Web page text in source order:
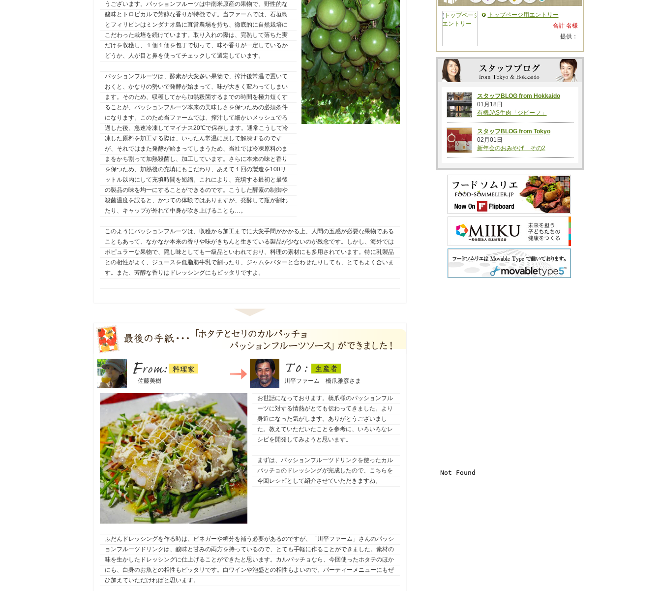
うございます。パッションフルーツは中南米原産の果物で、野性的な
酸味とトロピカルで芳醇な香りが特徴です。当ファームでは、石垣島
とフィリピンはミンダナオ島に直営農場を持ち、徹底的に自然栽培に
こだわった栽培を続けています。取り入れの際は、完熟して落ちた実
だけを収穫し、１個１個を包丁で切って、味や香りが一定しているか
どうか、人が目と鼻を使ってチェックして選定しています。
パッションフルーツは、酵素が大変多い果物で、搾汁後常温で置いて
おくと、かなりの勢いで発酵が始まって、味が大きく変わってしまい
ます。そのため、収穫してから加熱殺菌するまでの時間を極力短くす
ることが、パッションフルーツ本来の美味しさを保つための必須条件
になります。このため当ファームでは、搾汁して細かいメッシュでろ
過した後、急速冷凍してマイナス20℃で保存します。通常こうして冷
凍した原料を加工する際は、いったん常温に戻して解凍するのです
が、それではまた発酵が始まってしまうため、当社では冷凍原料のま
まをかち割って加熱殺菌し、加工しています。さらに本来の味と香り
を保つため、加熱後の充填にもこだわり、あえて１回の製造を100リ
ットル以内にして充填時間を短縮。これにより、充填する最初と最後
の製品の味を均一にすることができるのです。こうした酵素の制御や
殺菌温度を誤ると、かつての体験ではありますが、発酵して瓶が割れ
たり、キャップが外れて中身が吹き上げることも…。
このようにパッションフルーツは、収穫から加工までに大変手間がかかる上、人間の五感が必要な果物である
こともあって、なかなか本来の香りや味がきちんと生きている製品が少ないのが残念です。しかし、海外では
ポピュラーな果物で、隠し味としても一級品といわれており、料理の素材にも多用されています。特に乳製品
との相性がよく、ジュースを低脂肪牛乳で割ったり、ジャムをバターと合わせたりしても、とてもよく合いま
す。また、芳醇な香りはドレッシングにもピッタリですよ。
From：
佐藤美樹 To： 生産者
川平ファーム 橋爪雅彦さま
お世話になっております。橋爪様のパッションフル
ーツに対する情熱がとても伝わってきました。より
身近になった気がします。ありがとうございまし
た。教えていただいたことを参考に、いろいろなレ
シピを開発してみようと思います。
まずは、パッションフルーツドリンクを使ったカル
パッチョのドレッシングが完成したので、こちらを
今回レシピとして紹介させていただきますね。
ふだんドレッシングを作る時は、ビネガーや糖分を補う必要があるのですが、「川平ファーム」さんのパッシ
ョンフルーツドリンクは、酸味と甘みの両方を持っているので、とても手軽に作ることができました。素材の
味を生かしたドレッシングに仕上げることができたと思います。カルパッチョなら、今回使ったホタテのほか
にも、白身のお魚との相性もピッタリです。白ワインや泡盛との相性もよいので、パーティーメニューにもぜ
ひ加えていただければと思います。
トップページ用エントリー
合計 名様
提供：
スタッフBLOG from Hokkaido
01月18日
有機JAS牛肉「ジビーフ」
スタッフBLOG from Tokyo
02月01日
新年会のおみやげ その2